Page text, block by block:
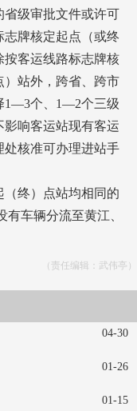
省级审批文件或许可
牌核定起点（或终
按客运线路标志牌核
）站外，跨省、跨市
1—3个、1—2个三级
响客运站现有客运
处核准可办理进站手
终）点站均相同的
车辆分流至黄江、
（责任编辑：武伟亭）
04-30
01-26
01-15